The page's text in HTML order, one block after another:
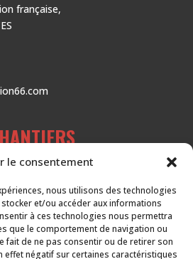
le consentement
nous utilisons des technologies
et/ou accéder aux informations
à ces technologies nous permettra
que le comportement de navigation ou
fait de ne pas consentir ou de retirer son
effet négatif sur certaines caractéristiques
française,
d’escalier
de bain
à la française
une douche